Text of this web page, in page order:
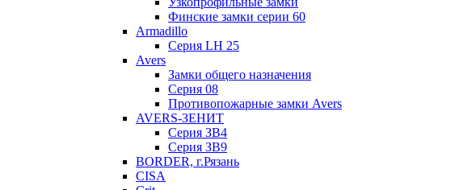
Финские замки серии 60
Armadillo
Серия LH 25
Avers
Замки общего назначения
Серия 08
Противопожарные замки Avers
AVERS-ЗЕНИТ
Серия ЗВ4
Серия ЗВ9
BORDER, г.Рязань
CISA